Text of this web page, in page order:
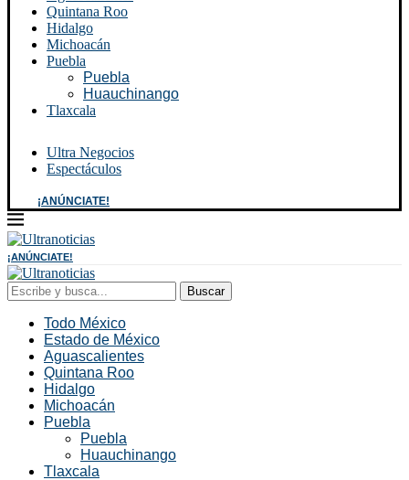
Quintana Roo
Hidalgo
Michoacán
Puebla
Puebla
Huauchinango
Tlaxcala
Ultra Negocios
Espectáculos
¡ANÚNCIATE!
¡ANÚNCIATE!
Buscar
Todo México
Estado de México
Aguascalientes
Quintana Roo
Hidalgo
Michoacán
Puebla
Puebla
Huauchinango
Tlaxcala